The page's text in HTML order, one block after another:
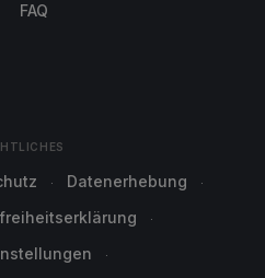
FAQ
Datenerhebung